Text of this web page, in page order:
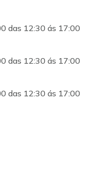
das 12:30 ás 17:00
das 12:30 ás 17:00
das 12:30 ás 17:00